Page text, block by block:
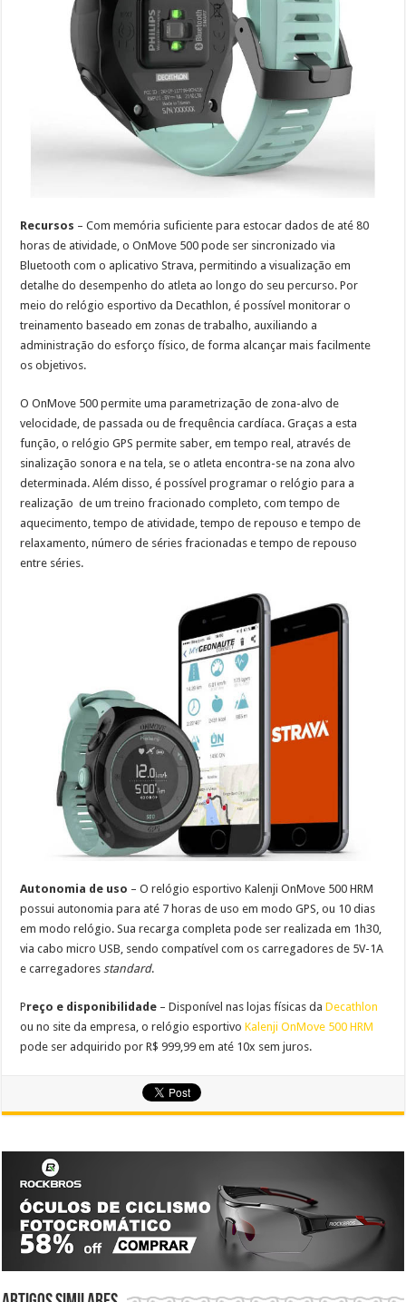
Recursos – Com memória suficiente para estocar dados de até 80
horas de atividade, o OnMove 500 pode ser sincronizado via
Bluetooth com o aplicativo Strava, permitindo a visualização em
detalhe do desempenho do atleta ao longo do seu percurso. Por
meio do relógio esportivo da Decathlon, é possível monitorar o
treinamento baseado em zonas de trabalho, auxiliando a
administração do esforço físico, de forma alcançar mais facilmente
os objetivos.
O OnMove 500 permite uma parametrização de zona-alvo de
velocidade, de passada ou de frequência cardíaca. Graças a esta
função, o relógio GPS permite saber, em tempo real, através de
sinalização sonora e na tela, se o atleta encontra-se na zona alvo
determinada. Além disso, é possível programar o relógio para a
realização de um treino fracionado completo, com tempo de
aquecimento, tempo de atividade, tempo de repouso e tempo de
relaxamento, número de séries fracionadas e tempo de repouso
entre séries.
Autonomia de uso – O relógio esportivo Kalenji OnMove 500 HRM
possui autonomia para até 7 horas de uso em modo GPS, ou 10 dias
em modo relógio. Sua recarga completa pode ser realizada em 1h30,
via cabo micro USB, sendo compatível com os carregadores de 5V-1A
e carregadores standard.
Preço e disponibilidade – Disponível nas lojas físicas daDecathlon
ou no site da empresa, o relógio esportivoKalenji OnMove 500 HRM
pode ser adquirido por R$ 999,99 em até 10x sem juros.